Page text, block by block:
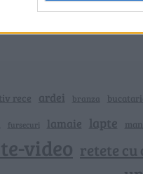
rece ardei branza
fursecuri lamaie lapte
video retete cu